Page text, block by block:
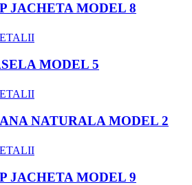
JACHETA MODEL 8
MODEL 5
NATURALA MODEL 2
JACHETA MODEL 9